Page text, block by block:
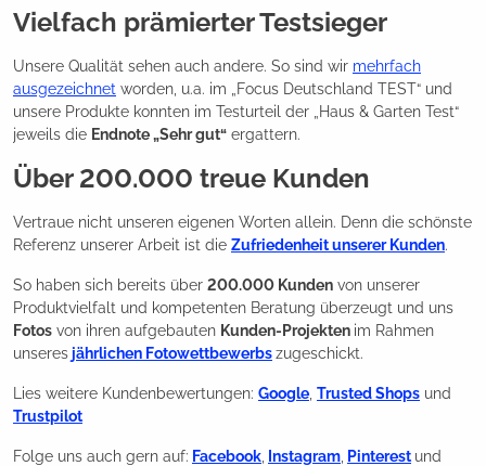
Vielfach prämierter Testsieger
Unsere Qualität sehen auch andere. So sind wir mehrfach
ausgezeichnet worden, u.a. im „Focus Deutschland TEST“ und
unsere Produkte konnten im Testurteil der „Haus & Garten Test“
jeweils die Endnote „Sehr gut“ ergattern.
Über 200.000 treue Kunden
Vertraue nicht unseren eigenen Worten allein. Denn die schönste
Referenz unserer Arbeit ist die Zufriedenheit unserer Kunden.
So haben sich bereits über 200.000 Kunden von unserer
Produktvielfalt und kompetenten Beratung überzeugt und uns
Fotos von ihren aufgebauten Kunden-Projekten im Rahmen
unseres jährlichen Fotowettbewerbszugeschickt.
Lies weitere Kundenbewertungen: Google Trusted Shops und
Trustpilot
Folge uns auch gern auf: Facebook Instagram Pinterest und